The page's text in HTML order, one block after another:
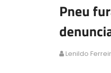
Pneu
Lenildo